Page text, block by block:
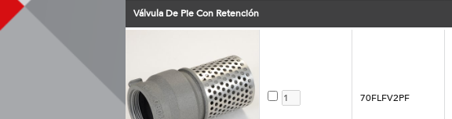
Válvula De Pie Con Retención
70FLFV2PF